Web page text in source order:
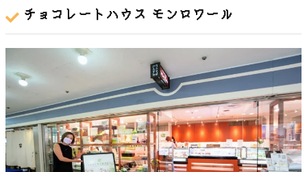
チョコレートハウス モンロワール